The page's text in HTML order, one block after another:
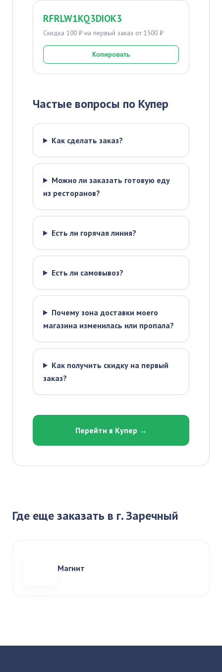
RFRLW1KQ3DIOK3
Скидка 100 ₽ на первый заказ от 1500 ₽
Копировать
Частые вопросы по Купер
Как сделать заказ?
Можно ли заказать готовую еду
из ресторанов?
Есть ли горячая линия?
Есть ли самовывоз?
Почему зона доставки моего
магазина изменилась или пропала?
Как получить скидку на первый
заказ?
Перейти в Купер →
Где еще заказать в г. Заречный
Магнит